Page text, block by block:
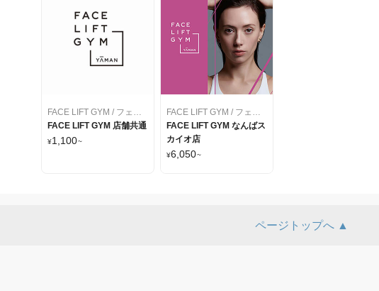
FACE LIFT GYM / フェイス・リフト・ジム
FACE LIFT GYM 店舗共通
¥1,100~
FACE LIFT GYM / フェイス・リフト・ジム
FACE LIFT GYM なんばス
カイオ店
¥6,050~
ページトップへ ▲